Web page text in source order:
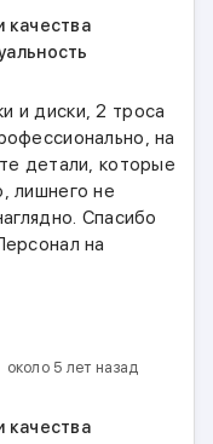
качества
и диски, 2 троса
на
детали, которые
лишнего не
Спасибо
на
около 5 лет назад
качества